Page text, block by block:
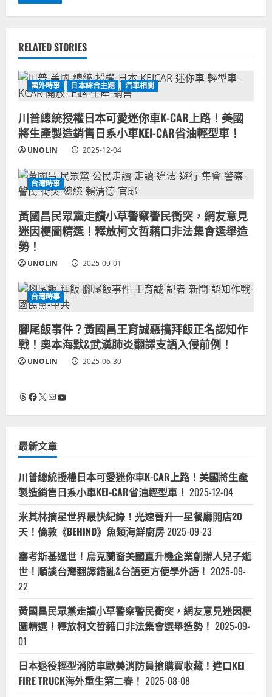
RELATED STORIES
國外時事 日本綜合主題 汽車相關
川普總統授權日本可愛迷你車K-CAR上路！美國
將生產製造銷售日系小車KEI-CAR省油輕型車！
UNOLIN 2025-12-04
台灣時事
黃國昌民眾黨走讀小草警察警民衝突，網友意見
迷因梗圖精選！釋放柯文哲藉口非法集會選舉造
勢！
UNOLIN 2025-09-01
台灣時事
腳尾飯事件？黃國昌王育誠惡搞拜飯正名認知作
戰！奧本海默&武漢肺炎翻譯支語入侵前例！
UNOLIN 2025-06-30
Threads
Facebook
X 電子郵件YouTube
最新文章
川普總統授權日本可愛迷你車K-CAR上路！美國將生產
製造銷售日系小車KEI-CAR省油輕型車！ 2025-12-04
米其林摘星世界最快紀錄！光速晉升一星餐廳開店20
天！倫敦《BEHIND》魚類海鮮廚房2025-09-23
塞考斯基過世！烏克蘭裔美國直升機企業創辦人兒子逝
世！順談台灣翻譯錯亂&台語更方便學外語！ 2025-09-
22
黃國昌民眾黨走讀小草警察警民衝突，網友意見迷因梗
圖精選！釋放柯文哲藉口非法集會選舉造勢！ 2025-09-
01
日本退役輕型消防車歐美消防員搶購買收藏！進口KEI
FIRE TRUCK海外重生第二春！ 2025-08-08